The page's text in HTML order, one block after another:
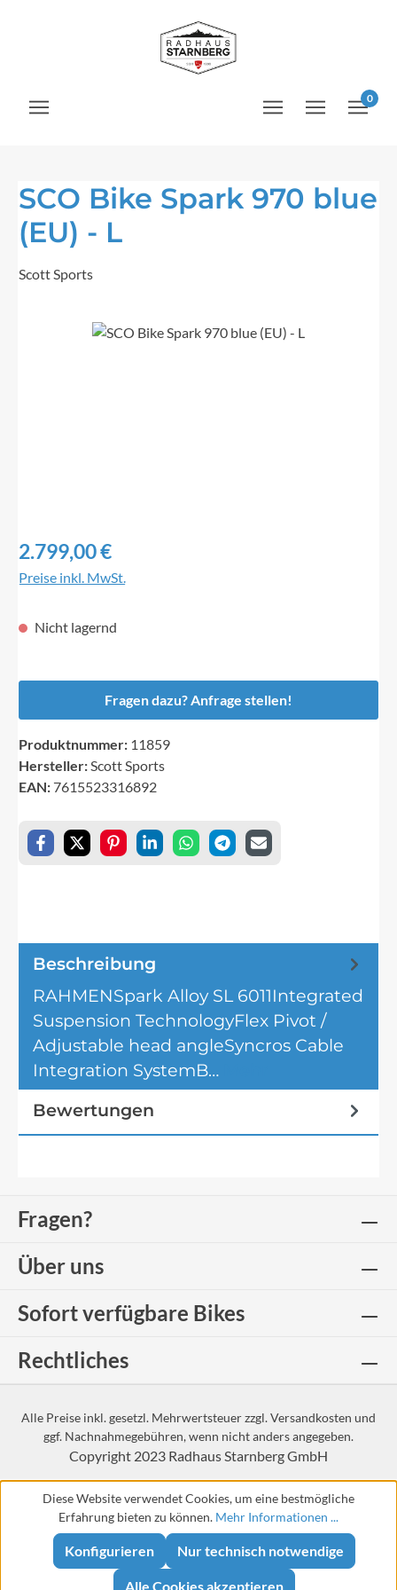
0
SCO Bike Spark 970 blue
(EU) - L
Scott Sports
Bildergalerie überspringen
Regulärer Preis:
2.799,00 €
Preise inkl. MwSt.
Nicht lagernd
Fragen dazu? Anfrage stellen!
Produktnummer: 11859
Hersteller:Scott Sports
EAN: 7615523316892
Beschreibung
RAHMENSpark Alloy SL 6011Integrated
Suspension TechnologyFlex Pivot /
Adjustable head angleSyncros Cable
Integration SystemB…
Bewertungen
Fragen?
Über uns
Sofort verfügbare Bikes
Rechtliches
Alle Preise inkl. gesetzl. Mehrwertsteuer zzgl.Versandkosten und
ggf. Nachnahmegebühren, wenn nicht anders angegeben.
Copyright 2023 Radhaus Starnberg GmbH
Diese Website verwendet Cookies, um eine bestmögliche
Erfahrung bieten zu können. Mehr Informationen ...
Nur technisch notwendige
Konfigurieren
Alle Cookies akzeptieren